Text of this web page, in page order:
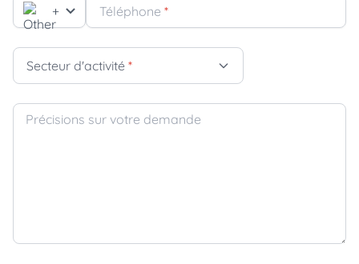
+ Téléphone *
Secteur d'activité *
Précisions sur votre demande